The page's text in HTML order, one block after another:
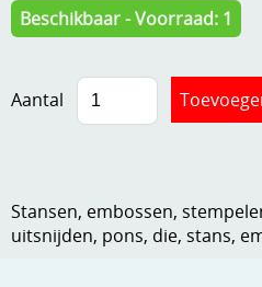
Kneedmateriaal
Leuke versieringen
Papier en karton
Beschikbaar - Voorraad: 1
Aantal
Stansen, embossen,
uitsnijden, pons, die, stans,